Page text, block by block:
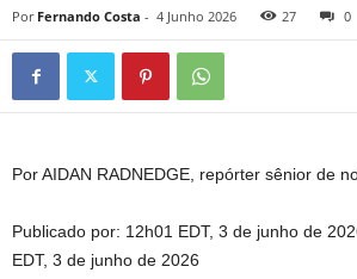
Por Fernando Costa - 4 Junho 2026 27 0
Por AIDAN RADNEDGE, repórter sênior de
Publicado por: 12h01 EDT, 3 de junho de
EDT, 3 de junho de 2026